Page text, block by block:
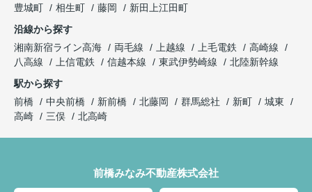
入居前に行う建物不備の有無の確認時に、一緒に来
ていただき、私達では気がつかなった不備の点を見
つけていただき丁寧さと親身になって対応していた
だいていると感じました。
豊城町
相生町 藤岡
新田上江田町
沿線から探す
湘南新宿ライン高海
両毛線 上越線 上毛電鉄
高崎線
八高線
上信電鉄 信越本線 東武伊勢崎線
北陸新幹線
駅から探す
前橋
中央前橋 新前橋 北藤岡 群馬総社 新町
城東
高崎
三俣 北高崎
前橋みなみ不動産株式会社